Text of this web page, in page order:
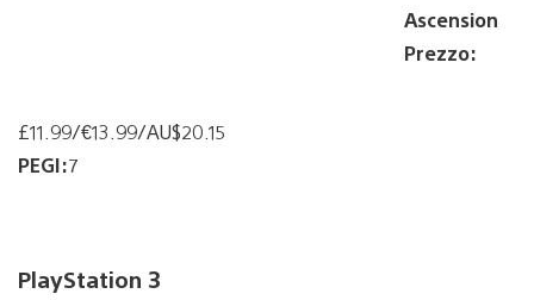
Ascension
Prezzo:
£11.99/€13.99/AU$20.15
PEGI:7
PlayStation 3